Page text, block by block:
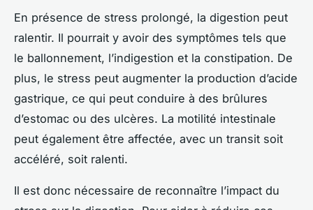
En présence de stress prolongé, la digestion peut
ralentir. Il pourrait y avoir des symptômes tels que
le ballonnement, l’indigestion et la constipation. De
plus, le stress peut augmenter la production d’acide
gastrique, ce qui peut conduire à des brûlures
d’estomac ou des ulcères. La motilité intestinale
peut également être affectée, avec un transit soit
accéléré, soit ralenti.
Il est donc nécessaire de reconnaître l’impact du